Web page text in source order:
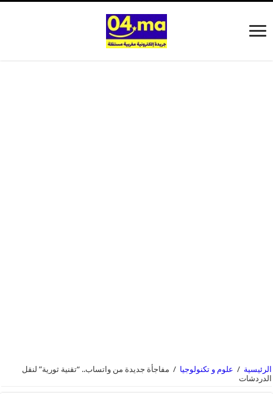
الرئيسية / علوم و تكنولوجيا / مفاجأة جديدة من واتساب.. “تقنية ثورية” لنقل
الدردشات